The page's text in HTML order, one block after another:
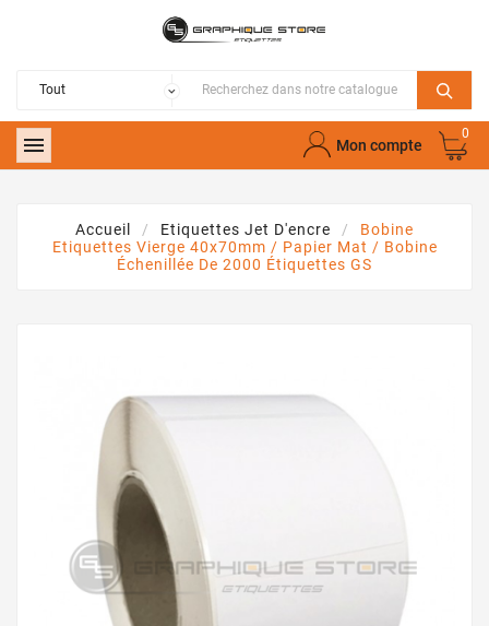
 Mon compte
0
Accueil Etiquettes Jet D'encre
Bobine
Etiquettes Vierge 40x70mm / Papier Mat / Bobine
Échenillée De 2000 Étiquettes GS